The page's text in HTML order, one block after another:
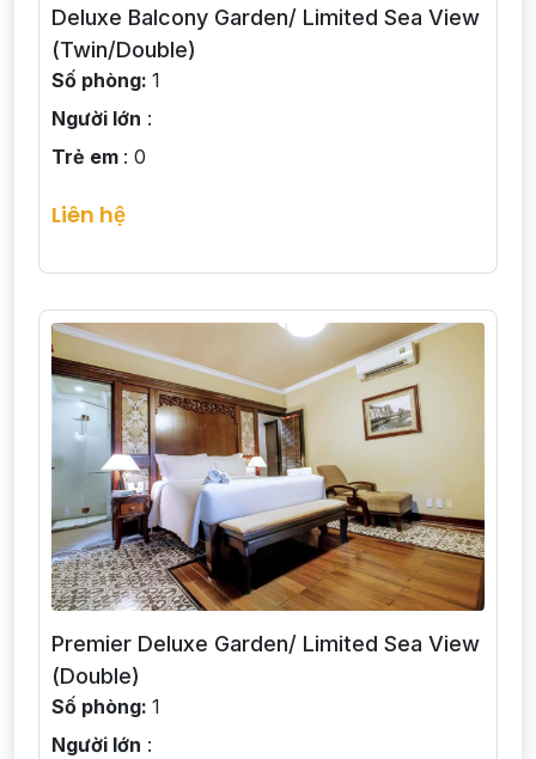
Deluxe Balcony Garden/ Limited Sea View
(Twin/Double)
Số phòng: 1
Người lớn :
Trẻ em : 0
Liên hệ
Premier Deluxe Garden/ Limited Sea View
(Double)
Số phòng: 1
Người lớn :